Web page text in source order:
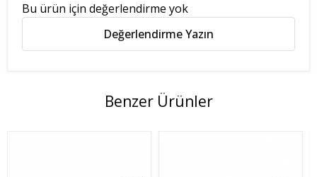
Bu ürün için değerlendirme yok
Değerlendirme Yazın
Benzer Ürünler